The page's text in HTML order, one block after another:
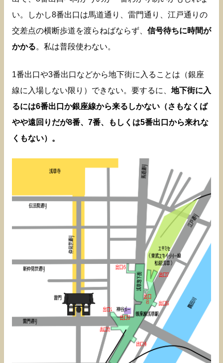
い。しかし8番出口は馬道通り、雷門通り、江戸通りの
交差点の横断歩道を渡らねばならず、 信号待ちに時間が
かかる。私は普段使わない。
1番出口や3番出口などから地下街に入ることは（銀座
線に入場しない限り）できない。要するに、 地下街に入
るには6番出口か銀座線から来るしかない（さもなくば
やや遠回りだが8番、7番、もしくは5番出口から来れな
くもない）。